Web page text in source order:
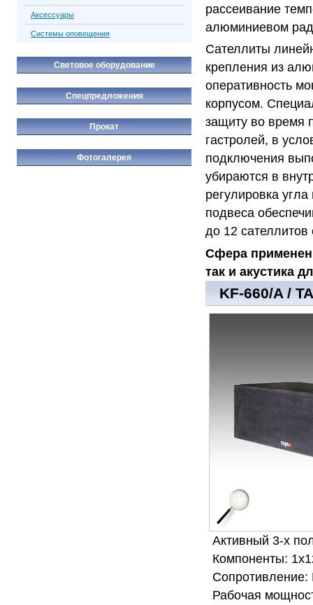
рассеивание
алюминиевом
Сателлиты
крепления из
оперативность
корпусом.
защиту во время
гастролей, в
подключения
убираются в
регулировка
подвеса
до 12
Сфера
так и акустика
KF-660/A /
Активный 3-х
Компоненты:
Рабочая
Аксессуары
Системы оповещения
Световое оборудование
Спецпредложения
Прокат
Фотогалерея